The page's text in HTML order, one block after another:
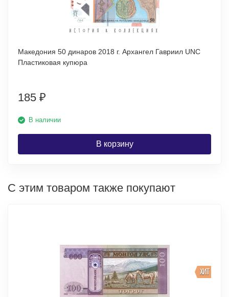
Македония 50 динаров 2018 г. Архангел Гавриил UNC
Пластиковая купюра
185 ₽
В наличии
В корзину
С этим товаром также покупают
ХИТ